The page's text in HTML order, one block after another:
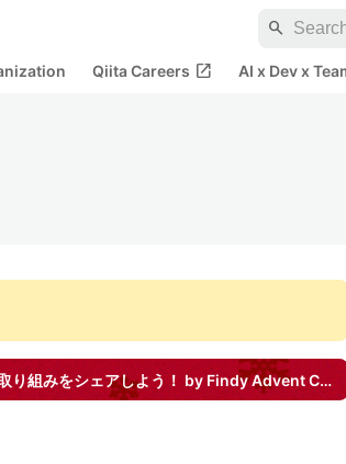
search
Qiita Careers open_in_new AI x Dev x
り組みをシェアしよう！ by FindyAdvent Calendar